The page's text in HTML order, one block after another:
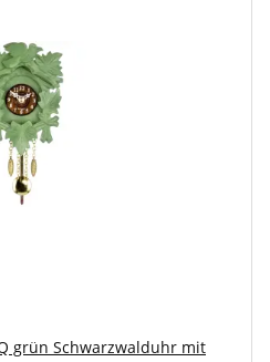
grün Schwarzwalduhr mit